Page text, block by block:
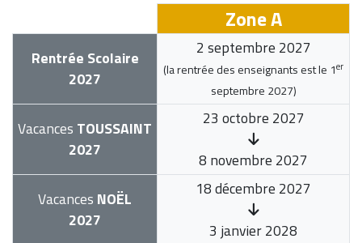
Zone A
Rentrée Scolaire
2027
2 septembre 2027
(la rentrée des enseignants est le 1er
septembre 2027)
Vacances TOUSSAINT
2027
23 octobre 2027
8 novembre 2027
Vacances NOËL
2027
18 décembre 2027
3 janvier 2028